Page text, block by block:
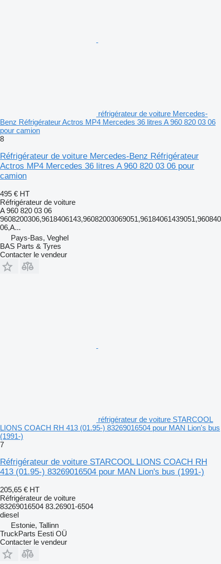
réfrigérateur de voiture Mercedes-
Benz Réfrigérateur Actros MP4 Mercedes 36 litres A 960 820 03 06
pour camion
8
Réfrigérateur de voiture Mercedes-Benz Réfrigérateur
Actros MP4 Mercedes 36 litres A 960 820 03 06 pour
camion
495 € HT
Réfrigérateur de voiture
A 960 820 03 06
06,A...
Pays-Bas, Veghel
BAS Parts & Tyres
Contacter le vendeur
réfrigérateur de voiture STARCOOL
LIONS COACH RH 413 (01.95-) 83269016504 pour MAN Lion's bus
(1991-)
7
Réfrigérateur de voiture STARCOOL LIONS COACH RH
413 (01.95-) 83269016504 pour MAN Lion's bus (1991-)
205,65 € HT
Réfrigérateur de voiture
83269016504 83.26901-6504
diesel
Estonie, Tallinn
TruckParts Eesti OÜ
Contacter le vendeur